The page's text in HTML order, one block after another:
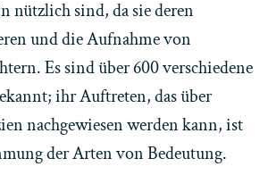
nützlich sind, da sie deren
und die Aufnahme von
Es sind über 600 verschiedene
ihr Auftreten, das über
nachgewiesen werden kann, ist
der Arten von Bedeutung.